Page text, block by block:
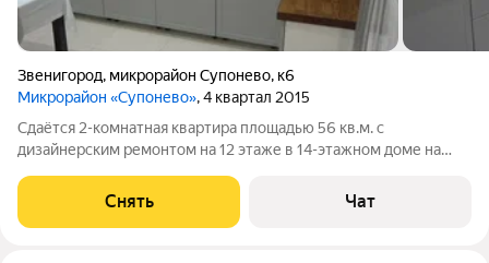
Звенигород, микрорайон Супонево, к6
Микрорайон «Супонево», 4 квартал 2015
Сдаётся 2-комнатная квартира площадью 56 кв.м. с
дизайнерским ремонтом на 12 этаже в 14-этажном доме на
Стиральная машина Холодильник Микроволновка Дом -
монолитный. Коммунальные услуги
Снять Чат